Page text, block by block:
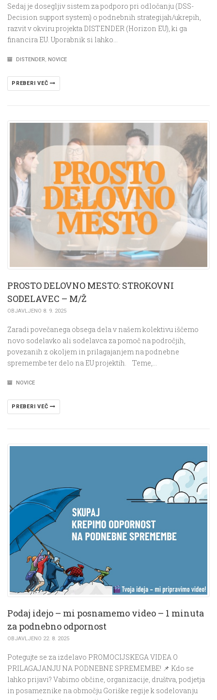
Sedaj je dosegljiv sistem za podporo pri odločanju (DSS-
Decision support system) o podnebnih strategijah/ukrepih,
razvit v okviru projekta DISTENDER (Horizon EU), ki ga
financira EU. Uporabnik si lahko…
DISTENDER, NOVICE
PREBERI VEČ
PROSTO DELOVNO MESTO: STROKOVNI
SODELAVEC – M/Ž
OBJAVLJENO 8. 9. 2025
Zaradi povečanega obsega dela v našem kolektivu iščemo
novo sodelavko ali sodelavca za pomoč na področjih,
povezanih z okoljem in prilagajanjem na podnebne
spremembe ter delo na EU projektih. Teme,…
NOVICE
PREBERI VEČ
Podaj idejo – mi posnamemo video – 1 minuta
za podnebno odpornost
OBJAVLJENO 22. 8. 2025
Potegujte se za izdelavo PROMOCIJSKEGA VIDEA O
PRILAGAJANJU NA PODNEBNE SPREMEMBE! 📌 Kdo se
lahko prijavi? Vabimo občine, organizacije, društva, podjetja
in posameznike na območju Goriške regije k sodelovanju